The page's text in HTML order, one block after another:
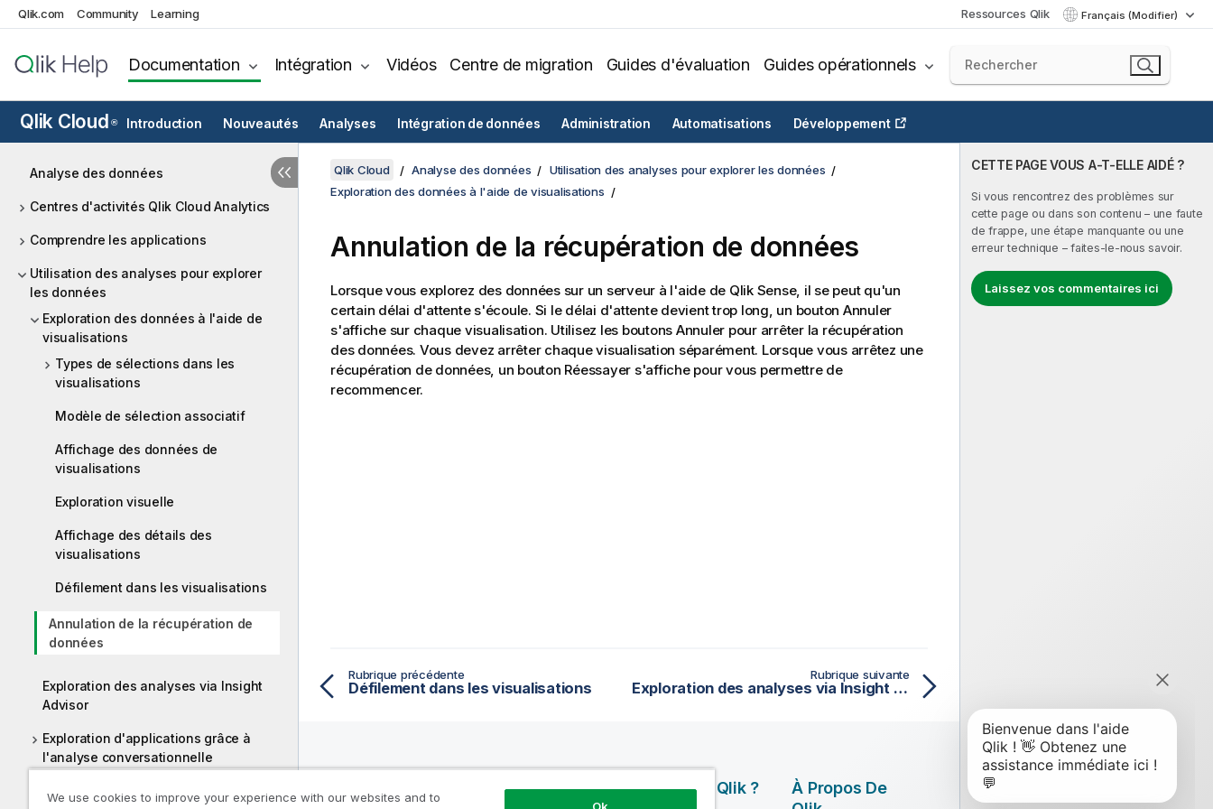
Qlik.com Community Learning Ressources Qlik Français (Modifier)
Documentation Intégration Vidéos Centre de migration Guides d'évaluation Guides opérationnels
Qlik Cloud ® Introduction Nouveautés Analyses Intégration de données Administration Automatisations Développement
Analyse des données
Centres d'activités Qlik Cloud Analytics
Comprendre les applications
Utilisation des analyses pour explorer
les données
Exploration des données à l'aide de
visualisations
Types de sélections dans les
visualisations
Modèle de sélection associatif
Affichage des données de
visualisations
Exploration visuelle
Affichage des détails des
visualisations
Défilement dans les visualisations
Annulation de la récupération de
données
Exploration des analyses via Insight
Advisor
Exploration d'applications grâce à
l'analyse conversationnelle
Exploration à l'aide des sélections
CETTE PAGE VOUS A-T-ELLE AIDÉ ?
Si vous rencontrez des problèmes sur
cette page ou dans son contenu – une faute
de frappe, une étape manquante ou une
erreur technique – faites-le-nous savoir.
Laissez vos commentaires ici
Qlik Cloud Analyse des données
Utilisation des analyses pour explorer les données
Exploration des données à l'aide de visualisations
Annulation de la récupération de données
Lorsque vous explorez des données sur un serveur à l'aide de Qlik Sense, il se peut qu'un
certain délai d'attente s'écoule. Si le délai d'attente devient trop long, un bouton Annuler
s'affiche sur chaque visualisation. Utilisez les boutons Annuler pour arrêter la récupération
des données. Vous devez arrêter chaque visualisation séparément. Lorsque vous arrêtez une
récupération de données, un bouton Réessayer s'affiche pour vous permettre de
recommencer.
Rubrique précédente
Défilement dans les visualisations
Rubrique suivante
Exploration des analyses via Insight Advisor
Produits Pourquoi Qlik ?
À Propos De
We use cookies to improve your experience with our websites and to